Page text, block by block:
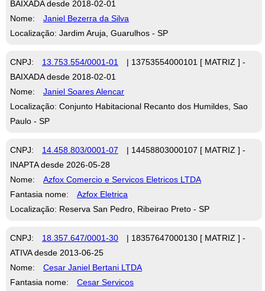
BAIXADA desde 2018-02-01
Nome:
Janiel Bezerra da Silva
Localização: Jardim Aruja, Guarulhos - SP
CNPJ: 13.753.554/0001-01
| 13753554000101 [ MATRIZ ] -
BAIXADA desde 2018-02-01
Nome:
Janiel Soares Alencar
Localização: Conjunto Habitacional Recanto dos Humildes, Sao
Paulo - SP
CNPJ: 14.458.803/0001-07
| 14458803000107 [ MATRIZ ] -
INAPTA desde 2026-05-28
Nome:
Azfox Comercio e Servicos Eletricos LTDA
Fantasia nome:
Azfox Eletrica
Localização: Reserva San Pedro, Ribeirao Preto - SP
CNPJ: 18.357.647/0001-30
| 18357647000130 [ MATRIZ ] -
ATIVA desde 2013-06-25
Nome:
Cesar Janiel Bertani LTDA
Fantasia nome:
Cesar Servicos